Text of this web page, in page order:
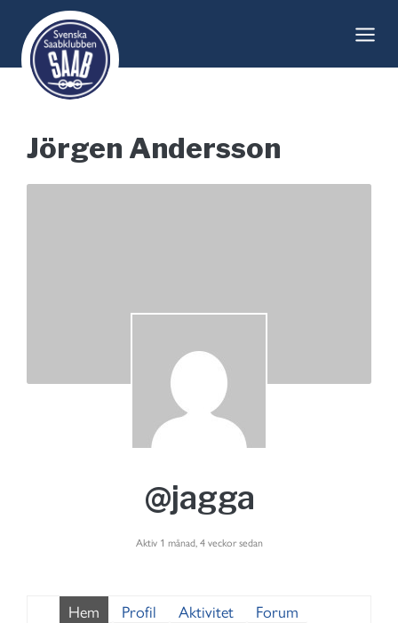
content
Jörgen Andersson
@jagga
Aktiv 1 månad, 4 veckor sedan
Hem Profil Aktivitet
Forum